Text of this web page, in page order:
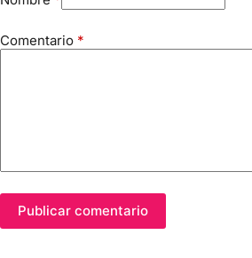
Comentario *
Publicar comentario